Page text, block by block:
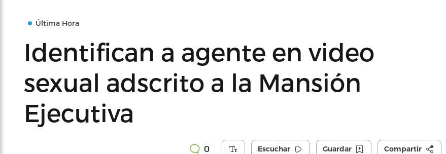
Última Hora
Identifican a agente en video
sexual adscrito a la Mansión
Ejecutiva
0 Escuchar Guardar Compartir